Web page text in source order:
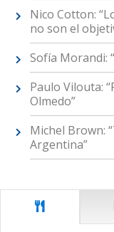
Nico Cotton:
no son el
Sofía Morandi:
Paulo Vilouta:
Olmedo”
Michel Brown:
Argentina”